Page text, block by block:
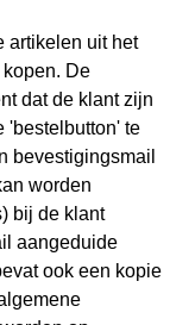
artikelen uit het
De
dat de klant zijn
'bestelbutton' te
bevestigingsmail
worden
bij de klant
aangeduide
ook een kopie